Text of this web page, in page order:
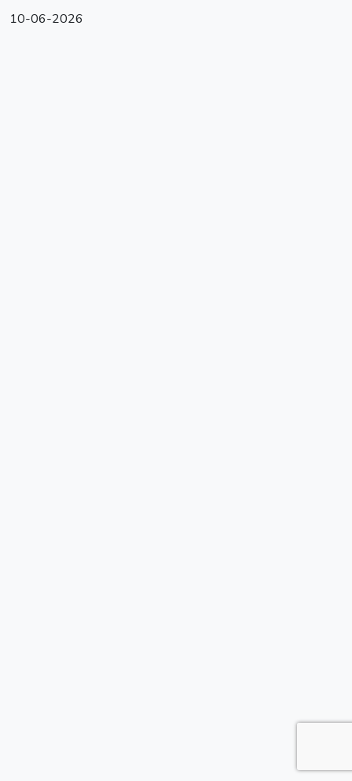
10-06-2026